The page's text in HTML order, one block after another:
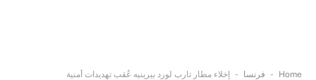
Home
- فرنسا - إخلاء مطار تارب لورد بيرينيه عُقب تهديدات أمنية